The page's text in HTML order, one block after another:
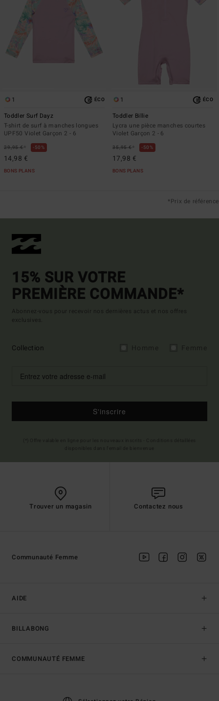
1 ÉCO
Toddler Surf Dayz
T-shirt de surf à manches longues
UPF50 Violet Garçon 2 - 6
29,95 €* 50%
14,98 €
BONS PLANS
1 ÉCO
Toddler Billie
Lycra une pièce manches courtes
Violet Garçon 2 - 6
35,95 €* 50%
17,98 €
BONS PLANS
*Prix de référence
15% SUR VOTRE
PREMIÈRE COMMANDE*
Abonnez-vous pour recevoir nos dernières actus et nos offres
exclusives.
Collection
S'inscrire
Trouver un magasin Contactez nous
AIDE
BILLABONG
Communauté Femme
COMMUNAUTÉ FEMME